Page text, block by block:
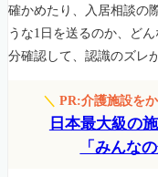
確かめたり、入居相談の
うな1日を送るのか、ど
分確認して、認識のズレ
＼PR:介護施設を
日本最大級の
「みんな